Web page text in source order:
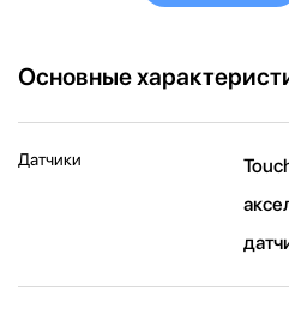
Основные
Датчики